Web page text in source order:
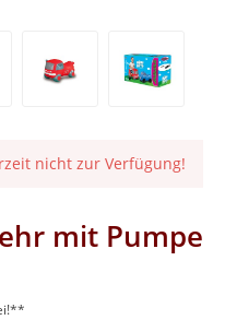
nicht zur Verfügung!
mit Pumpe